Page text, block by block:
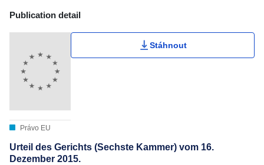
Publication Detail Actions Portlet
Uživatelské hodnocení
Publication detail
Právo EU
Stáhnout
Urteil des Gerichts (Sechste Kammer) vom 16.
Dezember 2015.